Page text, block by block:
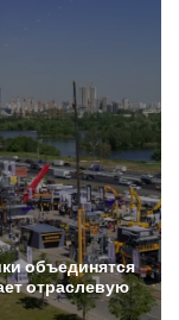
объединятся
отраслевую